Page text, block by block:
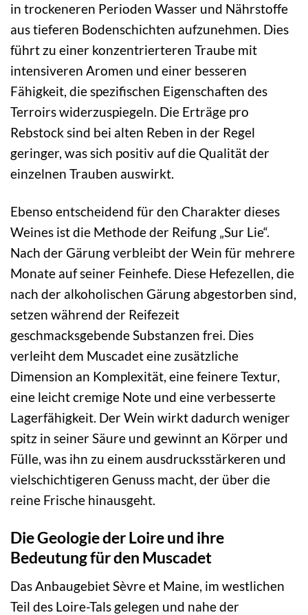
in trockeneren Perioden Wasser und Nährstoffe
aus tieferen Bodenschichten aufzunehmen. Dies
führt zu einer konzentrierteren Traube mit
intensiveren Aromen und einer besseren
Fähigkeit, die spezifischen Eigenschaften des
Terroirs widerzuspiegeln. Die Erträge pro
Rebstock sind bei alten Reben in der Regel
geringer, was sich positiv auf die Qualität der
einzelnen Trauben auswirkt.
Ebenso entscheidend für den Charakter dieses
Weines ist die Methode der Reifung „Sur Lie“.
Nach der Gärung verbleibt der Wein für mehrere
Monate auf seiner Feinhefe. Diese Hefezellen, die
nach der alkoholischen Gärung abgestorben sind,
setzen während der Reifezeit
geschmacksgebende Substanzen frei. Dies
verleiht dem Muscadet eine zusätzliche
Dimension an Komplexität, eine feinere Textur,
eine leicht cremige Note und eine verbesserte
Lagerfähigkeit. Der Wein wirkt dadurch weniger
spitz in seiner Säure und gewinnt an Körper und
Fülle, was ihn zu einem ausdrucksstärkeren und
vielschichtigeren Genuss macht, der über die
reine Frische hinausgeht.
Die Geologie der Loire und ihre
Bedeutung für den Muscadet
Das Anbaugebiet Sèvre et Maine, im westlichen
Teil des Loire-Tals gelegen und nahe der